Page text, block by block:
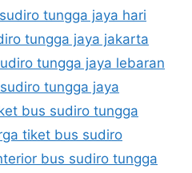
tungga jaya hari
tungga jaya jakarta
tungga jaya lebaran
tungga jaya
bus sudiro tungga
tiket bus sudiro
bus sudiro tungga